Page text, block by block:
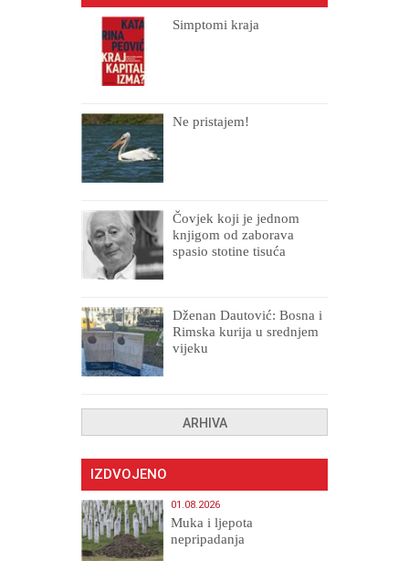
Simptomi kraja
Ne pristajem!
Čovjek koji je jednom
knjigom od zaborava
spasio stotine tisuća
Dženan Dautović: Bosna i
Rimska kurija u srednjem
vijeku
ARHIVA
IZDVOJENO
01.08.2026
Muka i ljepota
nepripadanja